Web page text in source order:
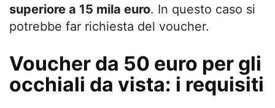
superiore a 15 mila euro. In questo caso si
potrebbe far richiesta del voucher.
Voucher da 50 euro per gli
occhiali da vista: i requisiti